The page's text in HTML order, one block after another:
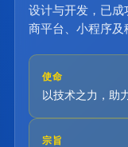
设计与开发，已
商平台、小程序及
使命
以技术之力，助
宗旨